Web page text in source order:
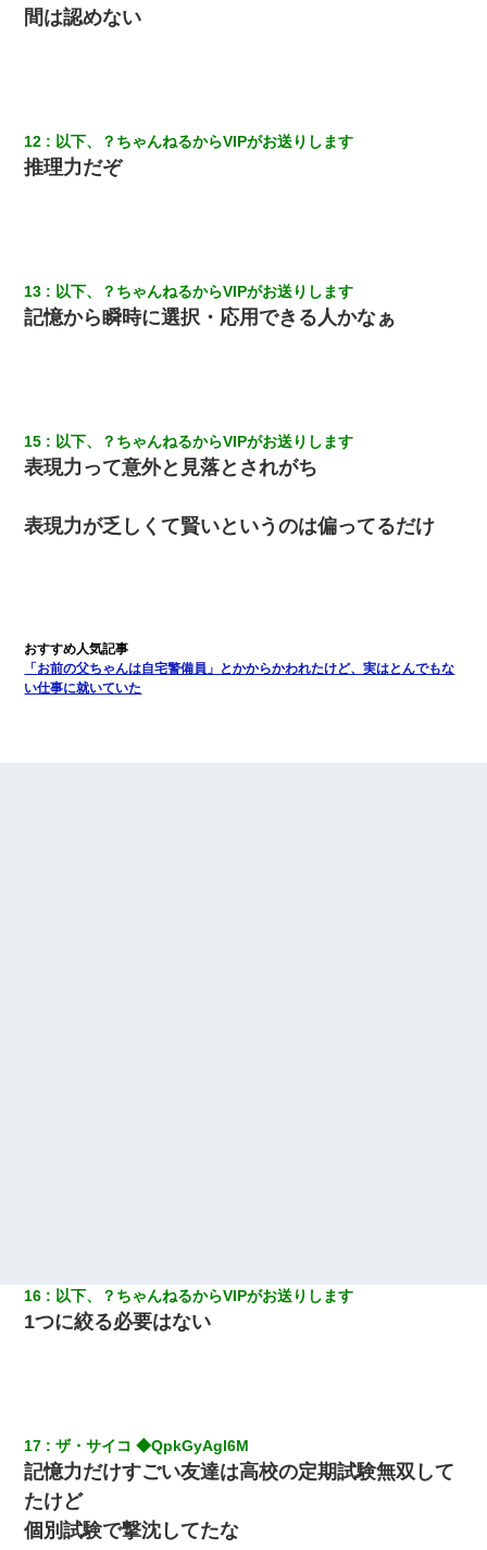
間は認めない
12 以下、？ちゃんねるからVIPがお送りします
推理力だぞ
13 以下、？ちゃんねるからVIPがお送りします
記憶から瞬時に選択・応用できる人かなぁ
15 以下、？ちゃんねるからVIPがお送りします
表現力って意外と見落とされがち
表現力が乏しくて賢いというのは偏ってるだけ
「お前の父ちゃんは自宅警備員」とかからかわれたけど、実はとんでもな
い仕事に就いていた
16 以下、？ちゃんねるからVIPがお送りします
1つに絞る必要はない
17 ザ・サイコ ◆QpkGyAgl6M
記憶力だけすごい友達は高校の定期試験無双して
たけど
個別試験で撃沈してたな